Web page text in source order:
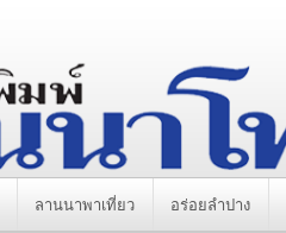
ลานนาพาเที่ยว อร่อยลำปาง